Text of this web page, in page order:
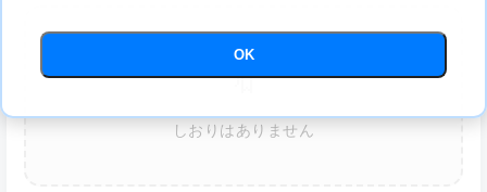
OK
🔖
しおりはありません